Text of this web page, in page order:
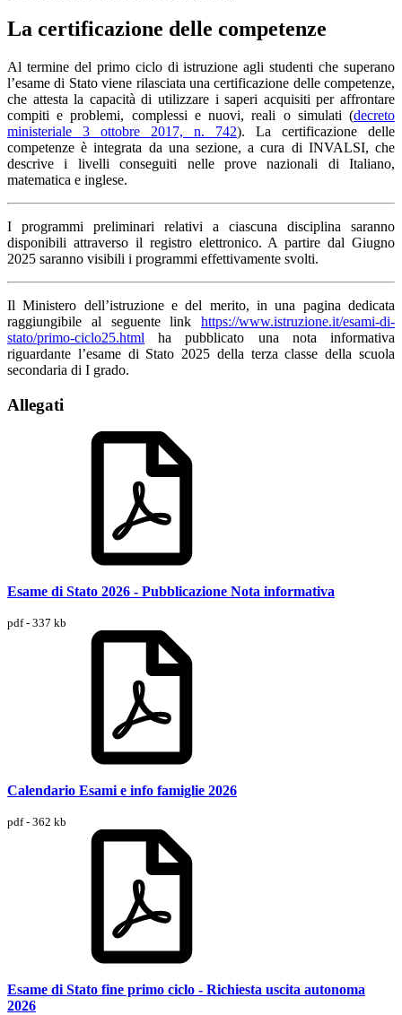
La certificazione delle competenze
Al termine del primo ciclo di istruzione agli studenti che superano
l’esame di Stato viene rilasciata una certificazione delle competenze,
che attesta la capacità di utilizzare i saperi acquisiti per affrontare
compiti e problemi, complessi e nuovi, reali o simulati (decreto
ministeriale 3 ottobre 2017, n. 742). La certificazione delle
competenze è integrata da una sezione, a cura di INVALSI, che
descrive i livelli conseguiti nelle prove nazionali di Italiano,
matematica e inglese.
I programmi preliminari relativi a ciascuna disciplina saranno
disponibili attraverso il registro elettronico. A partire dal Giugno
2025 saranno visibili i programmi effettivamente svolti.
Il Ministero dell’istruzione e del merito, in una pagina dedicata
raggiungibile al seguente link https://www.istruzione.it/esami-di-
stato/primo-ciclo25.html ha pubblicato una nota informativa
riguardante l’esame di Stato 2025 della terza classe della scuola
secondaria di I grado.
Allegati
Esame di Stato 2026 - Pubblicazione Nota informativa
pdf - 337 kb
Calendario Esami e info famiglie 2026
pdf - 362 kb
Esame di Stato fine primo ciclo - Richiesta uscita autonoma
2026